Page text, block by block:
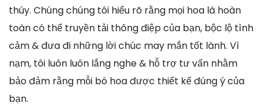
thúy. Chúng chúng tôi hiểu rõ rằng mọi hoa lá hoàn
toàn có thể truyền tải thông điệp của bạn, bộc lộ tình
cảm & đưa đi những lời chúc may mắn tốt lành. Vì
nạm, tôi luôn luôn lắng nghe & hỗ trợ tư vấn nhằm
bảo đảm rằng mỗi bó hoa được thiết kế đúng ý của
bạn.